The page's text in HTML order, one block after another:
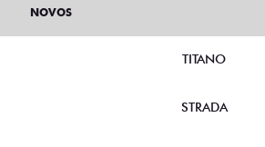
NOVOS
TITANO
STRADA